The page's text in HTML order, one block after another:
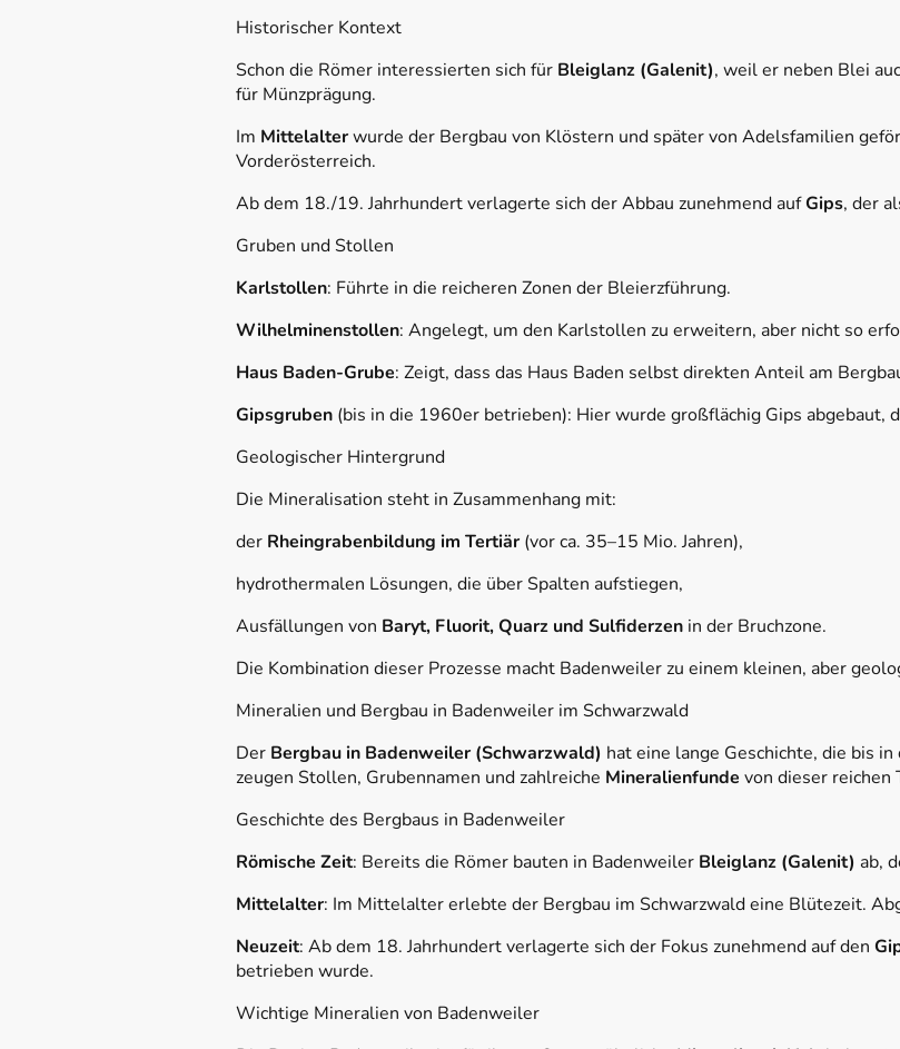
Historischer Kontext
Schon die Römer interessierten sich für Bleiglanz (Galenit), weil er neben Blei
für Münzprägung.
Im Mittelalterwurde der Bergbau von Klöstern und später von Adelsfamilien
Vorderösterreich.
Ab dem 18./19. Jahrhundert verlagerte sich der Abbau zunehmend aufGips, der
Gruben und Stollen
Karlstollen: Führte in die reicheren Zonen der Bleierzführung.
Wilhelminenstollen: Angelegt, um den Karlstollen zu erweitern, aber nicht so
Haus Baden-Grube: Zeigt, dass das Haus Baden selbst direkten Anteil am
Gipsgruben (bis in die 1960er betrieben): Hier wurde großflächig Gips abgebaut,
Geologischer Hintergrund
Die Mineralisation steht in Zusammenhang mit:
der Rheingrabenbildung im Tertiär (vor ca. 35–15 Mio. Jahren),
hydrothermalen Lösungen, die über Spalten aufstiegen,
Ausfällungen von Baryt, Fluorit, Quarz und Sulfiderzen in der Bruchzone.
Die Kombination dieser Prozesse macht Badenweiler zu einem kleinen, aber
Mineralien und Bergbau in Badenweiler im Schwarzwald
Der Bergbau in Badenweiler (Schwarzwald) hat eine lange Geschichte, die bis in
zeugen Stollen, Grubennamen und zahlreiche Mineralienfunde von dieser reichen
Geschichte des Bergbaus in Badenweiler
Römische Zeit: Bereits die Römer bauten in Badenweiler Bleiglanz (Galenit) ab,
Mittelalter: Im Mittelalter erlebte der Bergbau im Schwarzwald eine Blütezeit.
Neuzeit: Ab dem 18. Jahrhundert verlagerte sich der Fokus zunehmend auf den
betrieben wurde.
Wichtige Mineralien von Badenweiler